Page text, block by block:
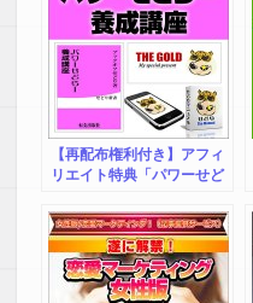
【再配布権利付き】アフィ
リエイト特典「パワーせど